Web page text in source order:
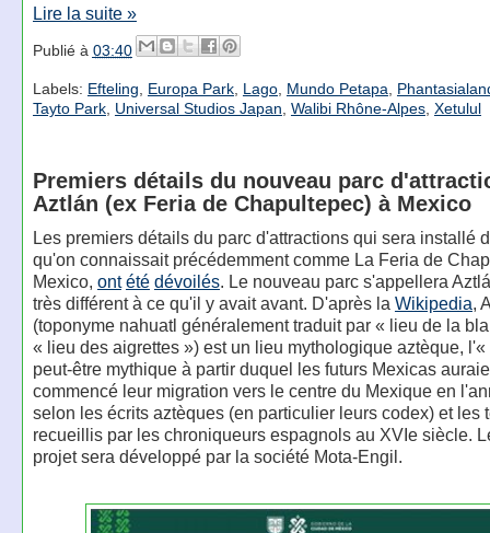
Lire la suite »
Publié à 03:40
Labels: Efteling Europa Park, Lago, Mundo Petapa
Tayto Park, Universal Studios Japan Walibi Rhône-Alpes, Xetulul
Premiers détails du nouveau parc
Aztlán (ex Feria de Chapultepec) à Mexico
Les premiers détails du parc d'attractions qui sera installé
qu'on connaissait précédemment comme La Feria de
Mexico, ont été dévoilés. Le nouveau parc s'appellera
très différent à ce qu'il y avait avant. D'après la Wikipedia,
(toponyme nahuatl généralement traduit par « lieu de la
« lieu des aigrettes ») est un lieu mythologique aztèque,
peut-être mythique à partir duquel les futurs Mexicas
commencé leur migration vers le centre du Mexique en
selon les écrits aztèques (en particulier leurs codex) et les
recueillis par les chroniqueurs espagnols au XVIe siècle.
projet sera développé par la société Mota-Engil.